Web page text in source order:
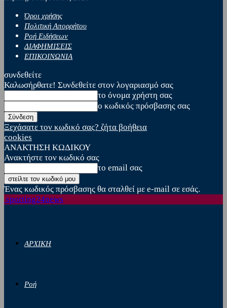
Όροι χρήσης
Πολιτική Απορρήτου
Ροή Ειδήσεων
ΔΙΑΦΗΜΙΣΕΙΣ
ΕΠΙΚΟΙΝΩΝΙΑ
συνδεθείτε
Καλωσήρθατε! Συνδεθείτε στον λογαριασμό σας
το όνομα χρήστη σας
ο κωδικός πρόσβασης σας
Ξεχάσατε τον κωδικό σας? ζήτα βοήθεια
cookies
ΑΝΑΚΤΗΣΗ ΚΩΔΙΚΟΥ
Ανακτήστε τον κωδικό σας
το email σας
Ένας κωδικός πρόσβασης θα σταλθεί με e-mail σε εσάς.
sporting24news
ΑΡΧΙΚΗ
Ροή